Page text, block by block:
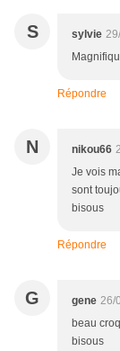
S sylvie
Répondre
N nikou66
Je vois
sont
bisous
Répondre
G gene 26/
beau
bisous